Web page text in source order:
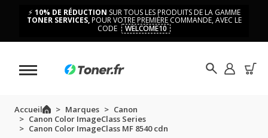
⚡ 10% DE RÉDUCTION SUR TOUS LES PRODUITS DE LA GAMME
TONER SERVICES,POUR VOTRE PREMIÈRE COMMANDE, AVEC LE
CODE
WELCOME10
Accueil Marques
Canon
Canon Color ImageClass Series
Canon Color ImageClass MF 8540 cdn